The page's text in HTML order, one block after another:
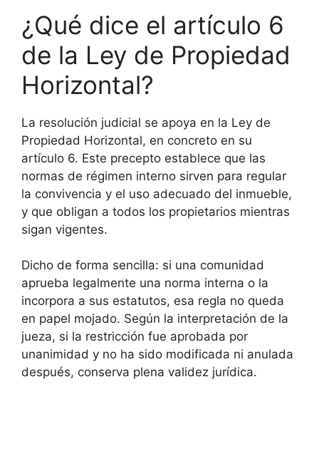
¿Qué dice el artículo 6
de la Ley de Propiedad
Horizontal?
La resolución judicial se apoya en la Ley de
Propiedad Horizontal, en concreto en su
artículo 6. Este precepto establece que las
normas de régimen interno sirven para regular
la convivencia y el uso adecuado del inmueble,
y que obligan a todos los propietarios mientras
sigan vigentes.
Dicho de forma sencilla: si una comunidad
aprueba legalmente una norma interna o la
incorpora a sus estatutos, esa regla no queda
en papel mojado. Según la interpretación de la
jueza, si la restricción fue aprobada por
unanimidad y no ha sido modificada ni anulada
después, conserva plena validez jurídica.